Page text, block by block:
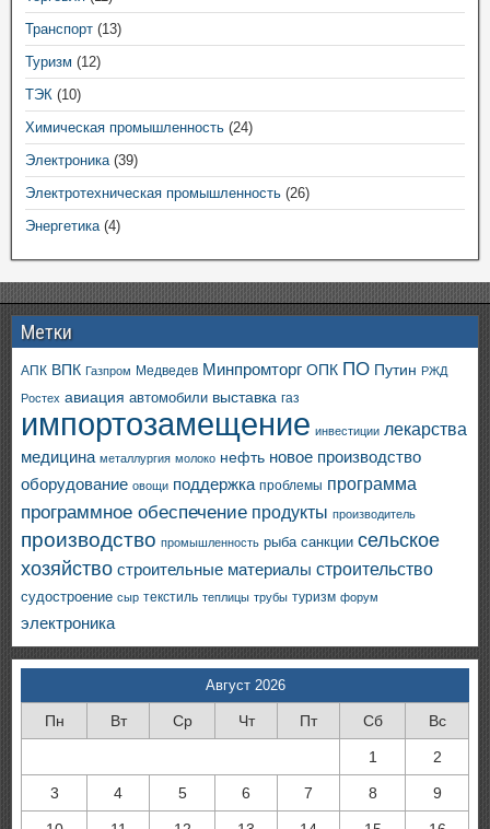
Транспорт (13)
Туризм (12)
ТЭК (10)
Химическая промышленность (24)
Электроника(39)
Электротехническая промышленность (26)
Энергетика(4)
Метки
АПК ВПК Газпром Медведев Минпромторг ОПК ПО Путин РЖД
Ростех авиация автомобили выставка газ
импортозамещение инвестиции лекарства
медицина металлургия молоко нефть новое производство
оборудование овощи поддержка проблемы программа
программное обеспечение продукты производитель
производство промышленность рыба санкции сельское
хозяйство строительные материалы строительство
судостроение сыр текстиль теплицы трубы туризм форум
электроника
Август 2026
Пн Вт Ср Чт Пт Сб Вс
1 2
3 4 5 6 7 8 9